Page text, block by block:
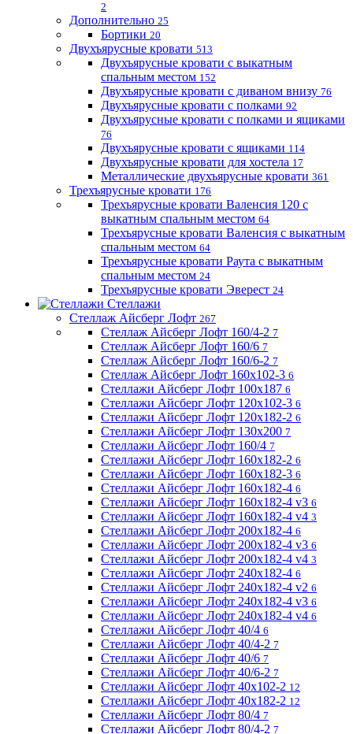
2
Дополнительно 25
Бортики 20
Двухъярусные кровати 513
Двухъярусные кровати с выкатным
спальным местом 152
Двухъярусные кровати с диваном внизу 76
Двухъярусные кровати с полками 92
Двухъярусные кровати с полками и ящиками
76
Двухъярусные кровати с ящиками 114
Двухъярусные кровати для хостела 17
Металлические двухъярусные кровати 361
Трехъярусные кровати 176
Трехъярусные кровати Валенсия 120 с
выкатным спальным местом 64
Трехъярусные кровати Валенсия с выкатным
спальным местом 64
Трехъярусные кровати Раута с выкатным
спальным местом 24
Трехъярусные кровати Эверест 24
Стеллажи
Стеллаж Айсберг Лофт 267
Стеллаж Айсберг Лофт 160/4-2 7
Стеллаж Айсберг Лофт 160/6 7
Стеллаж Айсберг Лофт 160/6-2 7
Стеллаж Айсберг Лофт 160х102-3 6
Стеллажи Айсберг Лофт 100х187 6
Стеллажи Айсберг Лофт 120х102-3 6
Стеллажи Айсберг Лофт 120х182-2 6
Стеллажи Айсберг Лофт 130х200 7
Стеллажи Айсберг Лофт 160/4 7
Стеллажи Айсберг Лофт 160х182-2 6
Стеллажи Айсберг Лофт 160х182-3 6
Стеллажи Айсберг Лофт 160х182-4 6
Стеллажи Айсберг Лофт 160х182-4 v3 6
Стеллажи Айсберг Лофт 160х182-4 v4 3
Стеллажи Айсберг Лофт 200х182-4 6
Стеллажи Айсберг Лофт 200х182-4 v3 6
Стеллажи Айсберг Лофт 200х182-4 v4 3
Стеллажи Айсберг Лофт 240х182-4 6
Стеллажи Айсберг Лофт 240х182-4 v2 6
Стеллажи Айсберг Лофт 240х182-4 v3 6
Стеллажи Айсберг Лофт 240х182-4 v4 6
Стеллажи Айсберг Лофт 40/4 6
Стеллажи Айсберг Лофт 40/4-2 7
Стеллажи Айсберг Лофт 40/6 7
Стеллажи Айсберг Лофт 40/6-2 7
Стеллажи Айсберг Лофт 40х102-2 12
Стеллажи Айсберг Лофт 40х182-2 12
Стеллажи Айсберг Лофт 80/4 7
Стеллажи Айсберг Лофт 80/4-2 7